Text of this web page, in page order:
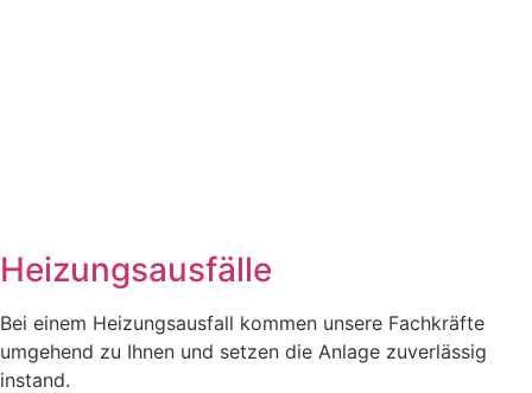
Heizungsausfälle
Bei einem Heizungsausfall kommen unsere Fachkräfte
umgehend zu Ihnen und setzen die Anlage zuverlässig
instand.